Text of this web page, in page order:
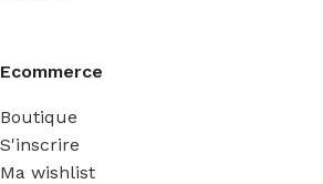
Ecommerce
Boutique
S'inscrire
Ma wishlist